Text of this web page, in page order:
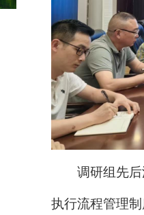
调研组先
执行流程管理